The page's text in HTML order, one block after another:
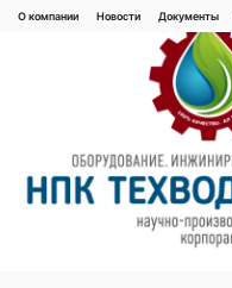
Перейти
О компании Новости Документы